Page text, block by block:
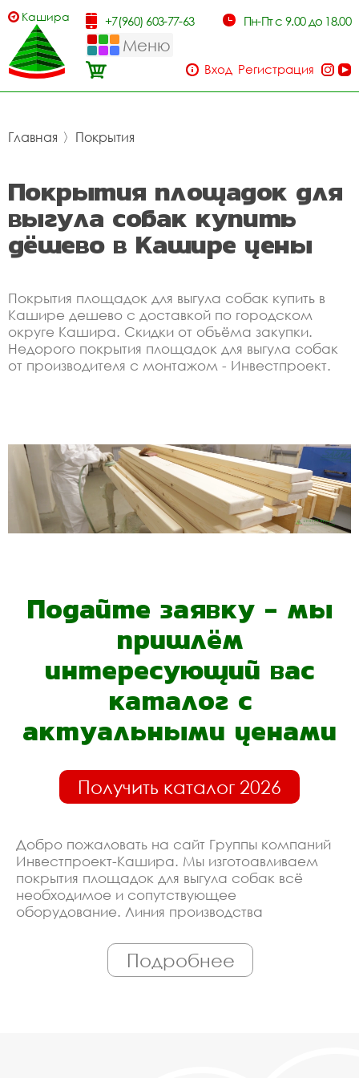
Кашира +7(960) 603-77-63 Пн-Пт с 9.00 до 18.00
Меню
Вход Регистрация
Главная 〉 Покрытия
Покрытия площадок для
выгула собак купить
дёшево в Кашире цены
Покрытия площадок для выгула собак купить в
Кашире дешево с доставкой по городском
округе Кашира. Скидки от объёма закупки.
Недорого покрытия площадок для выгула собак
от производителя с монтажом - Инвестпроект.
Подайте заявку - мы
пришлём
интересующий вас
каталог с
актуальными ценами
Получить каталог 2026
Добро пожаловать на сайт Группы компаний
Инвестпроект-Кашира. Мы изготоавливаем
покрытия площадок для выгула собак всё
необходимое и сопутствующее
оборудование. Линия производства
работает только квалифицированный
персонал. Поэтому Вы всегда можете
рассчитывать на исключительно высокую
Подробнее